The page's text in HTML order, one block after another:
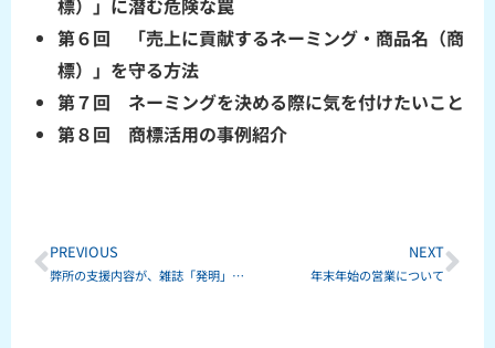
標）」に潜む危険な罠
第６回 「売上に貢献するネーミング・商品名（商
標）」を守る方法
第７回 ネーミングを決める際に気を付けたいこと
第８回 商標活用の事例紹介
PREVIOUS
弊所の支援内容が、雑誌「発明」に掲載されました。
NEXT
年末年始の営業について